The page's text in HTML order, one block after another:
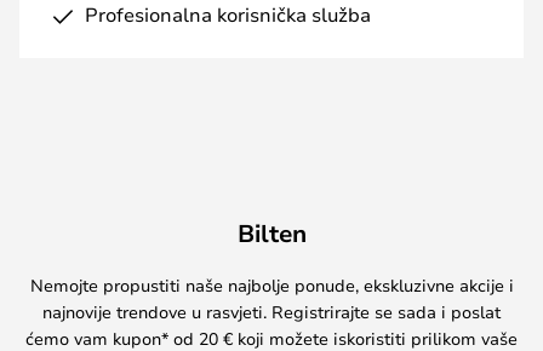
Profesionalna korisnička služba
Bilten
Nemojte propustiti naše najbolje ponude, ekskluzivne akcije i
najnovije trendove u rasvjeti. Registrirajte se sada i poslat
ćemo vam kupon* od 20 € koji možete iskoristiti prilikom vaše